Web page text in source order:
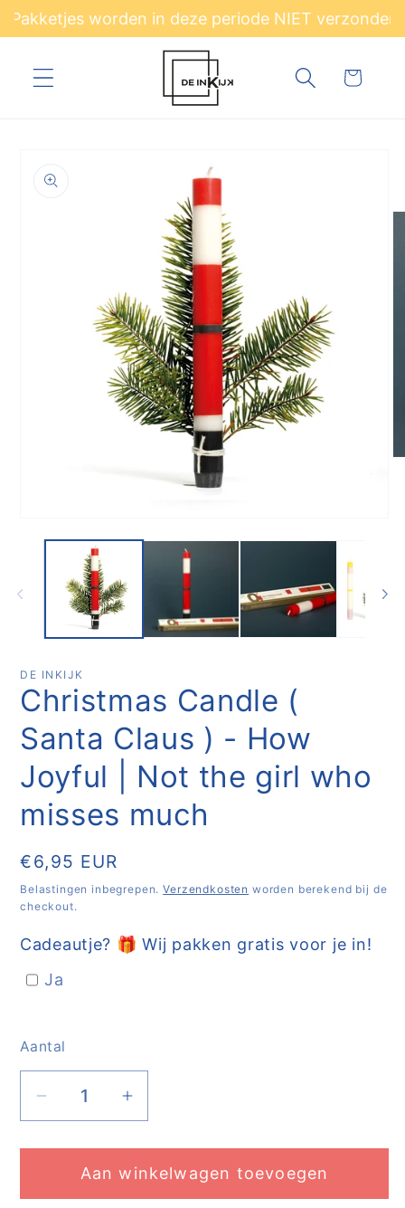
worden in deze periode NIET verzonden.
naar de
content
Winkelwagen
DE INKIJK
Christmas Candle (
Santa Claus ) - How
Joyful | Not the girl who
misses much
Normale
prijs
€6,95 EUR
Belastingen inbegrepen.Verzendkosten worden berekend bij de
checkout.
Cadeautje? 🎁 Wij pakken gratis voor je in!
Ja
Aantal
Aantal
Aantal
verlagen
voor
Christmas
Candle
Aantal
verhogen
voor
Christmas
Candle
Aan winkelwagen toevoegen